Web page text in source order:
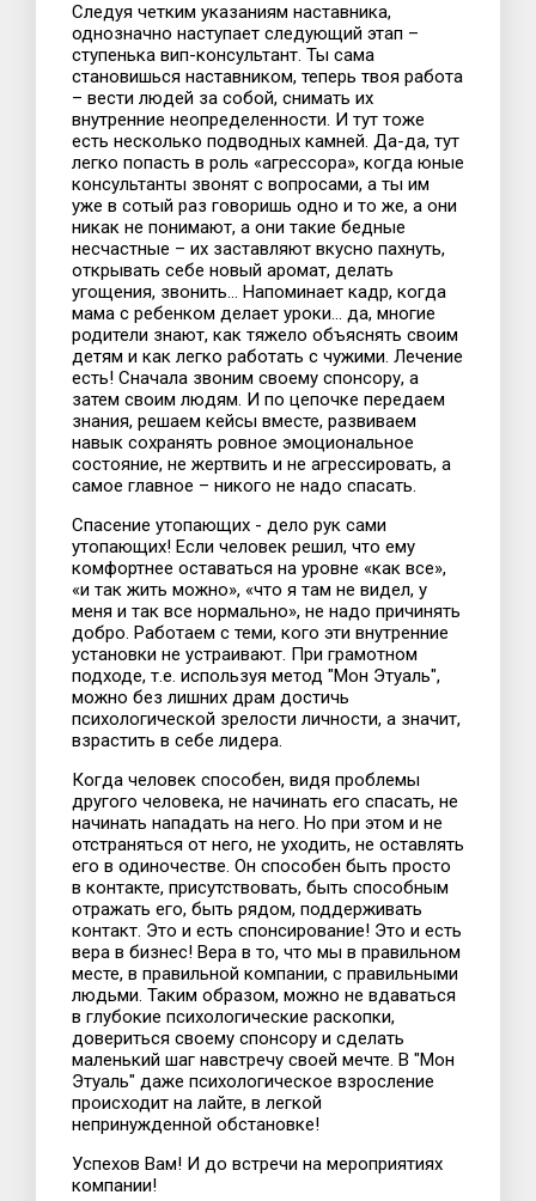
Следуя четким указаниям наставника,
однозначно наступает следующий этап –
ступенька вип-консультант. Ты сама
становишься наставником, теперь твоя работа
– вести людей за собой, снимать их
внутренние неопределенности. И тут тоже
есть несколько подводных камней. Да-да, тут
легко попасть в роль «агрессора», когда юные
консультанты звонят с вопросами, а ты им
уже в сотый раз говоришь одно и то же, а они
никак не понимают, а они такие бедные
несчастные – их заставляют вкусно пахнуть,
открывать себе новый аромат, делать
угощения, звонить... Напоминает кадр, когда
мама с ребенком делает уроки… да, многие
родители знают, как тяжело объяснять своим
детям и как легко работать с чужими. Лечение
есть! Сначала звоним своему спонсору, а
затем своим людям. И по цепочке передаем
знания, решаем кейсы вместе, развиваем
навык сохранять ровное эмоциональное
состояние, не жертвить и не агрессировать, а
самое главное – никого не надо спасать.
Спасение утопающих - дело рук сами
утопающих! Если человек решил, что ему
комфортнее оставаться на уровне «как все»,
«и так жить можно», «что я там не видел, у
меня и так все нормально», не надо причинять
добро. Работаем с теми, кого эти внутренние
установки не устраивают. При грамотном
подходе, т.е. используя метод "Мон Этуаль",
можно без лишних драм достичь
психологической зрелости личности, а значит,
взрастить в себе лидера.
Когда человек способен, видя проблемы
другого человека, не начинать его спасать, не
начинать нападать на него. Но при этом и не
отстраняться от него, не уходить, не оставлять
его в одиночестве. Он способен быть просто
в контакте, присутствовать, быть способным
отражать его, быть рядом, поддерживать
контакт. Это и есть спонсирование! Это и есть
вера в бизнес! Вера в то, что мы в правильном
месте, в правильной компании, с правильными
людьми. Таким образом, можно не вдаваться
в глубокие психологические раскопки,
довериться своему спонсору и сделать
маленький шаг навстречу своей мечте. В "Мон
Этуаль" даже психологическое взросление
происходит на лайте, в легкой
непринужденной обстановке!
Успехов Вам! И до встречи на мероприятиях
компании!